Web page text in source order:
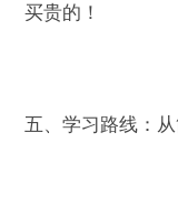
买贵的！
五、学习路线：